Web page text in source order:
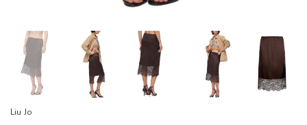
Liu Jo